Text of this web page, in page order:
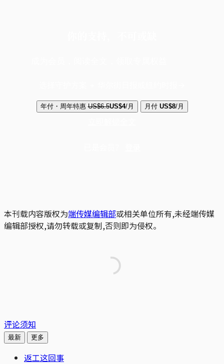
年付・周年特惠 US$6.5US$4/月 月付 US$8/月
本刊载内容版权为端传媒编辑部或相关单位所有,未经端传媒
编辑部授权,请勿转载或复制,否则即为侵权。
评论须知
最新 更多
返工这回事